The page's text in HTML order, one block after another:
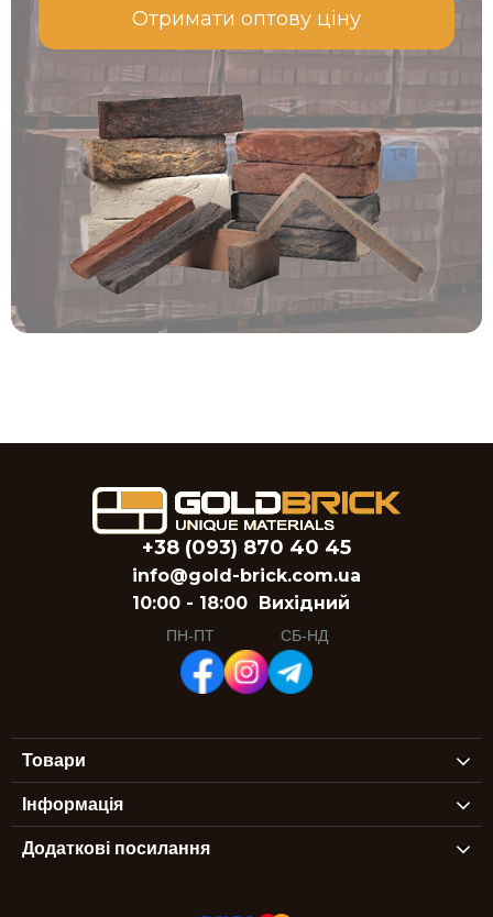
Отримати оптову ціну
+38 (093) 870 40 45
info@gold-brick.com.ua
10:00 - 18:00
ПН-ПТ
Вихідний
СБ-НД
Товари
Інформація
Додаткові посилання